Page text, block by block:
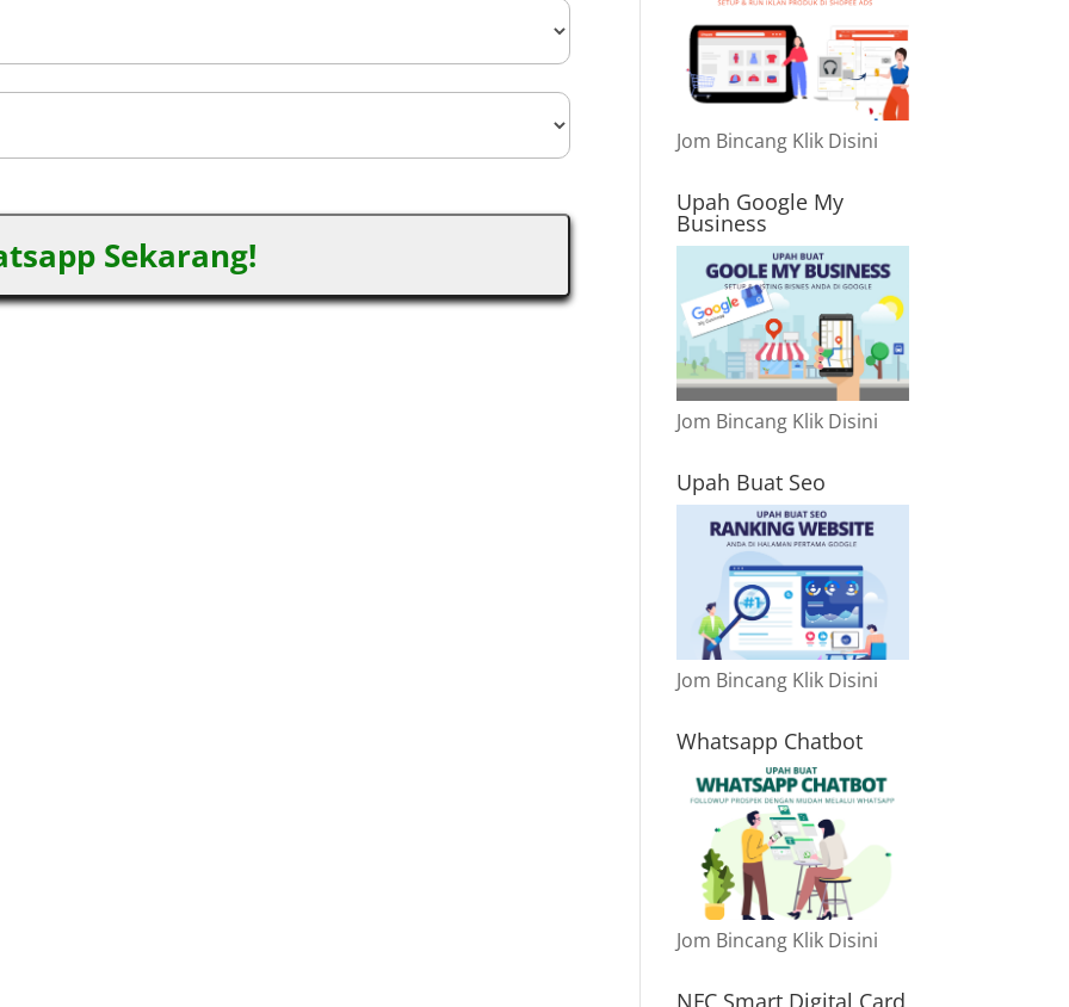
Sekarang!
Jom Bincang Klik Disini
Upah Google My
Business
Jom Bincang Klik Disini
Upah Buat Seo
Jom Bincang Klik Disini
Whatsapp Chatbot
Jom Bincang Klik Disini
NFC Smart Digital Card